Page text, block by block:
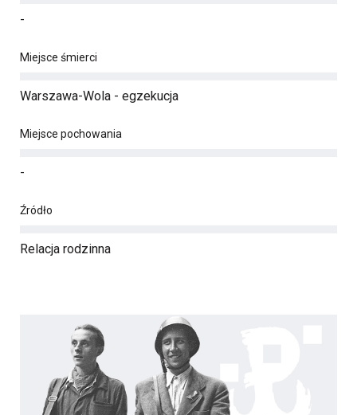
-
Miejsce śmierci
Warszawa-Wola - egzekucja
Miejsce pochowania
-
Źródło
Relacja rodzinna